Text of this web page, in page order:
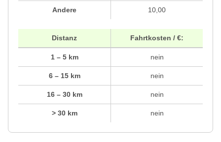
Andere 10,00
Distanz
1 – 5 km
6 – 15 km
16 – 30 km
> 30 km
Fahrtkosten / €:
nein
nein
nein
nein